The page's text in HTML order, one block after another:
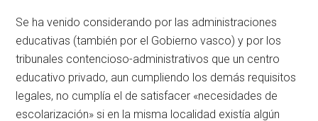
Se ha venido considerando por las administraciones
educativas (también por el Gobierno vasco) y por los
tribunales contencioso-administrativos que un centro
educativo privado, aun cumpliendo los demás requisitos
legales, no cumplía el de satisfacer «necesidades de
escolarización» si en la misma localidad existía algún